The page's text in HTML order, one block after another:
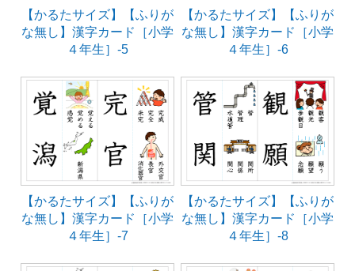
【かるたサイズ】【ふりが
な無し】漢字カード［小学
４年生］-5
【かるたサイズ】【ふりが
な無し】漢字カード［小学
４年生］-6
【かるたサイズ】【ふりが
な無し】漢字カード［小学
４年生］-7
【かるたサイズ】【ふりが
な無し】漢字カード［小学
４年生］-8